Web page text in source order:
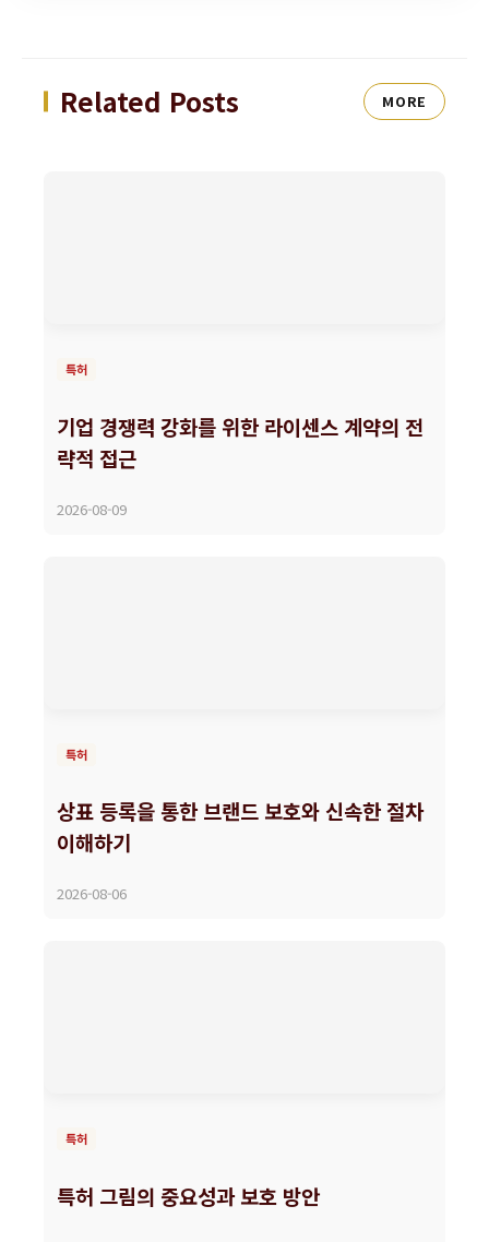
Related Posts MORE
특허
기업 경쟁력 강화를 위한 라이센스 계약의 전
략적 접근
2026-08-09
특허
상표 등록을 통한 브랜드 보호와 신속한 절차
이해하기
2026-08-06
특허
특허 그림의 중요성과 보호 방안